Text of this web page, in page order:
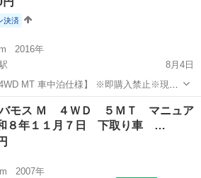
決済
2016年
8月4日
中泊仕様】 ※即購入禁止※現車
スホビオ
原駅
バモス Ｍ ４ＷＤ ５ＭＴ マニュア
８年１１月７日 下取り車 …
2007年